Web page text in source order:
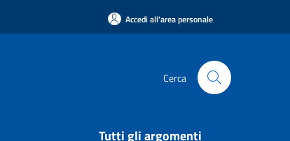
Accedi all'area personale
Cerca
Tutti gli argomenti